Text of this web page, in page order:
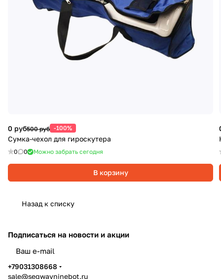
0 руб500 руб -100%
Сумка-чехол для гироскутера
0 0 Можно забрать сегодня
В корзину
Назад к списку
Подписаться на новости и акции
+79031308668
sale@segwayninebot.ru